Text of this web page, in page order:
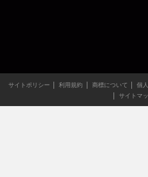
サイトポリシー 利用規約 商標について 個
サイトマ